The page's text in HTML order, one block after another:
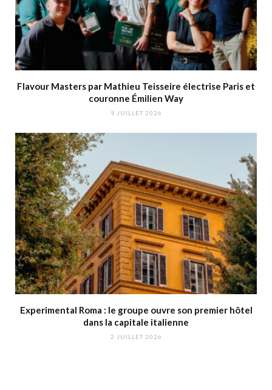
Flavour Masters par Mathieu Teisseire électrise Paris et
couronne Émilien Way
9 JUILLET 2026
Experimental Roma : le groupe ouvre son premier hôtel
dans la capitale italienne
2 JUILLET 2026